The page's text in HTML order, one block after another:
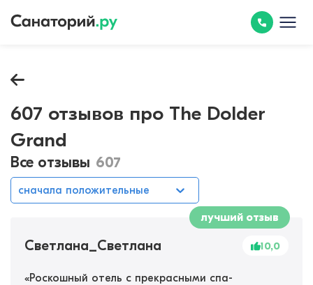
607 отзывов про The Dolder
Grand
Все отзывы 607
сначала положительные
лучший отзыв
Светлана_Светлана 10,0
«Роскошный отель с прекрасными спа-